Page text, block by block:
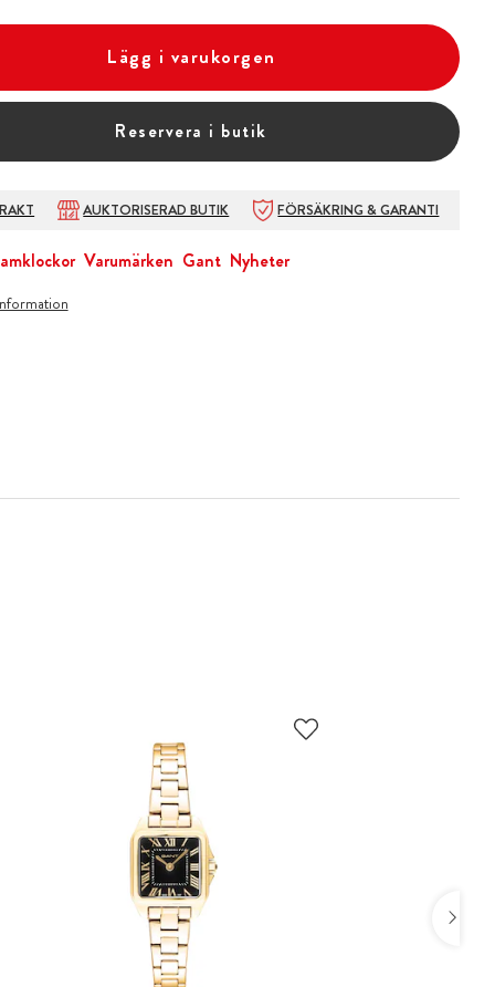
Lägg i varukorgen
Reservera i butik
AUKTORISERAD BUTIK FÖRSÄKRING & GARANTI
Varumärken Gant Nyheter